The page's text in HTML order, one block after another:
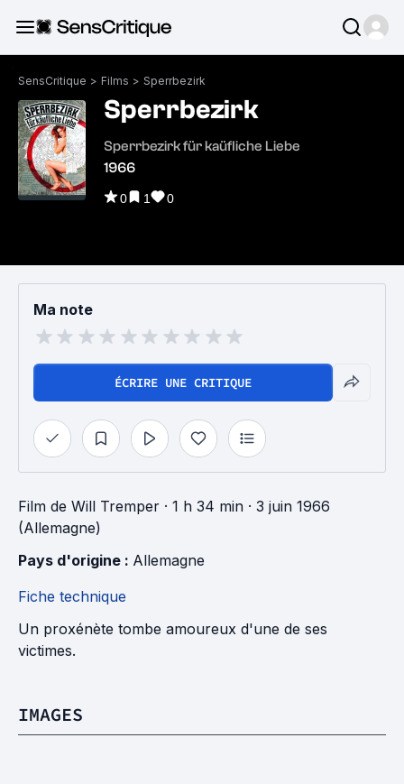
SensCritique > Films > Sperrbezirk
Sperrbezirk
Sperrbezirk für kaüfliche Liebe
1966
0 1 0
Ma note
ÉCRIRE UNE CRITIQUE
Film de Will Tremper · 1 h 34 min · 3 juin 1966
(Allemagne)
Pays d'origine : Allemagne
Fiche technique
Un proxénète tombe amoureux d'une de ses
victimes.
IMAGES